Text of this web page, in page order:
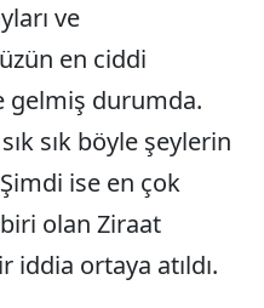
ve
en ciddi
gelmiş durumda.
sık böyle şeylerin
ise en çok
olan Ziraat
iddia ortaya atıldı.